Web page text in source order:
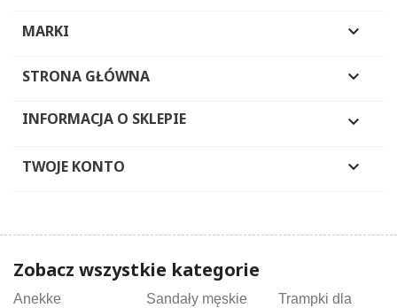
MARKI 
STRONA GŁÓWNA 
INFORMACJA O SKLEPIE 
TWOJE KONTO 
Zobacz wszystkie kategorie
Anekke Sandały męskie
Trampki dla